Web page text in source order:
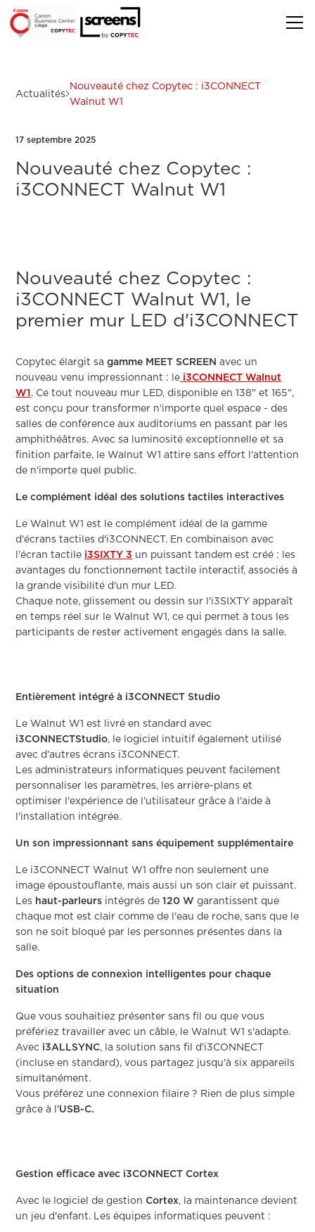
Actualités
Nouveauté chez Copytec : i3CONNECT
Walnut W1
17 septembre 2025
Nouveauté chez Copytec :
i3CONNECT Walnut W1
Nouveauté chez Copytec :
i3CONNECT Walnut W1, le
premier mur LED d'i3CONNECT
Copytec élargit sagamme MEET SCREEN avec un
nouveau venu impressionnant : le i3CONNECT Walnut
W1 . Ce tout nouveau mur LED, disponible en 138" et 165",
est conçu pour transformer n'importe quel espace - des
salles de conférence aux auditoriums en passant par les
amphithéâtres. Avec sa luminosité exceptionnelle et sa
finition parfaite, le Walnut W1 attire sans effort l'attention
de n'importe quel public.
Le complément idéal des solutions tactiles interactives
Le Walnut W1 est le complément idéal de la gamme
d'écrans tactiles d'i3CONNECT. En combinaison avec
l'écran tactile i3SIXTY 3 un puissant tandem est créé : les
avantages du fonctionnement tactile interactif, associés à
la grande visibilité d'un mur LED.
Chaque note, glissement ou dessin sur l'i3SIXTY apparaît
en temps réel sur le Walnut W1, ce qui permet à tous les
participants de rester activement engagés dans la salle.
Entièrement intégré à i3CONNECT Studio
Le Walnut W1 est livré en standard avec
i3CONNECTStudio, le logiciel intuitif également utilisé
avec d'autres écrans i3CONNECT.
Les administrateurs informatiques peuvent facilement
personnaliser les paramètres, les arrière-plans et
optimiser l'expérience de l'utilisateur grâce à l'aide à
l'installation intégrée.
Un son impressionnant sans équipement supplémentaire
Le i3CONNECT Walnut W1 offre non seulement une
image époustouflante, mais aussi un son clair et puissant.
Les haut-parleurs intégrés de120 Wgarantissent que
chaque mot est clair comme de l'eau de roche, sans que le
son ne soit bloqué par les personnes présentes dans la
salle.
Des options de connexion intelligentes pour chaque
situation
Que vous souhaitiez présenter sans fil ou que vous
préfériez travailler avec un câble, le Walnut W1 s'adapte.
Avec i3ALLSYNC, la solution sans fil d'i3CONNECT
(incluse en standard), vous partagez jusqu'à six appareils
simultanément.
Vous préférez une connexion filaire ? Rien de plus simple
grâce à l'USB-C.
Gestion efficace avec i3CONNECT Cortex
Avec le logiciel de gestion Cortex, la maintenance devient
un jeu d'enfant. Les équipes informatiques peuvent :